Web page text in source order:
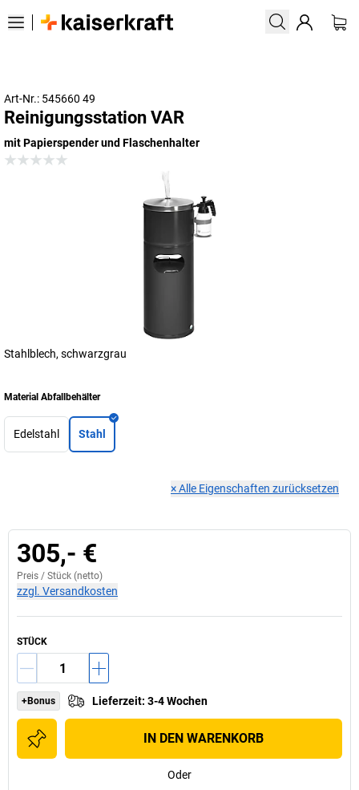
Art-Nr.: 545660 49
Reinigungsstation VAR
mit Papierspender und Flaschenhalter
Stahlblech, schwarzgrau
Material Abfallbehälter
Edelstahl Stahl
×Alle Eigenschaften zurücksetzen
305,- €
Preis / Stück (netto)
zzgl. Versandkosten
STÜCK
+Bonus Lieferzeit: 3-4 Wochen
IN DEN WARENKORB
Oder